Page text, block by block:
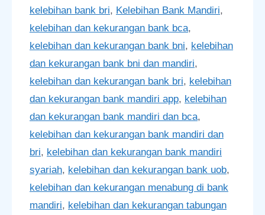
kelebihan bank bri, Kelebihan Bank Mandiri,
kelebihan dan kekurangan bank bca,
kelebihan dan kekurangan bank bni, kelebihan
dan kekurangan bank bni dan mandiri,
kelebihan dan kekurangan bank bri, kelebihan
dan kekurangan bank mandiri app, kelebihan
dan kekurangan bank mandiri dan bca,
kelebihan dan kekurangan bank mandiri dan
bri, kelebihan dan kekurangan bank mandiri
syariah, kelebihan dan kekurangan bank uob,
kelebihan dan kekurangan menabung di bank
mandiri, kelebihan dan kekurangan tabungan